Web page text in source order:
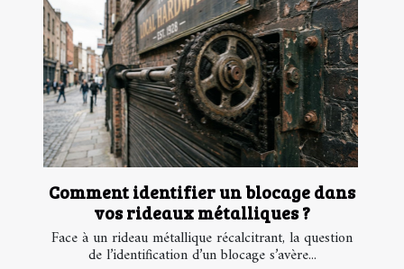
Comment identifier un blocage dans
vos rideaux métalliques ?
Face à un rideau métallique récalcitrant, la question
de l’identification d’un blocage s’avère...